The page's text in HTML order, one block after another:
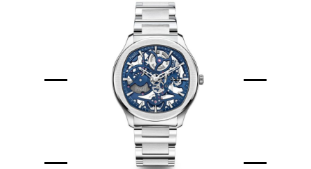
У нас все
сложно